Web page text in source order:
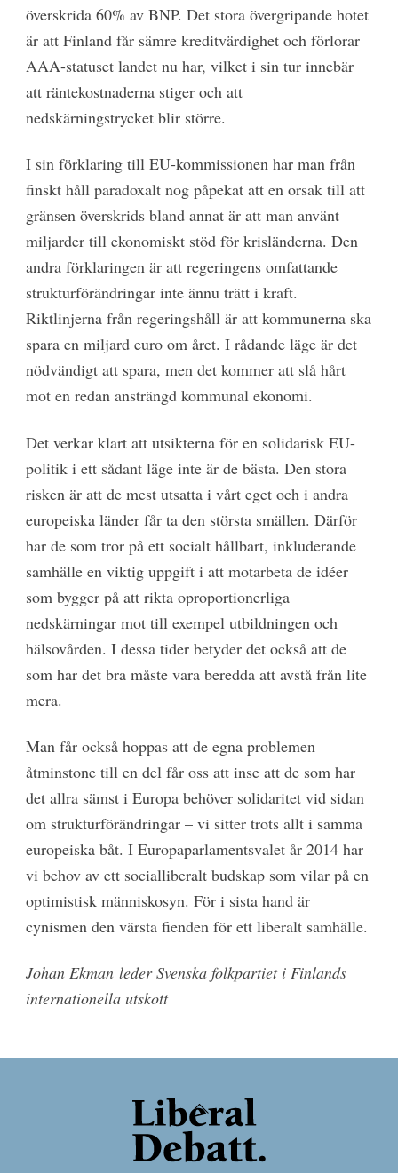
överskrida 60% av BNP. Det stora övergripande hotet
är att Finland får sämre kreditvärdighet och förlorar
AAA-statuset landet nu har, vilket i sin tur innebär
att räntekostnaderna stiger och att
nedskärningstrycket blir större.
I sin förklaring till EU-kommissionen har man från
finskt håll paradoxalt nog påpekat att en orsak till att
gränsen överskrids bland annat är att man använt
miljarder till ekonomiskt stöd för krisländerna. Den
andra förklaringen är att regeringens omfattande
strukturförändringar inte ännu trätt i kraft.
Riktlinjerna från regeringshåll är att kommunerna ska
spara en miljard euro om året. I rådande läge är det
nödvändigt att spara, men det kommer att slå hårt
mot en redan ansträngd kommunal ekonomi.
Det verkar klart att utsikterna för en solidarisk EU-
politik i ett sådant läge inte är de bästa. Den stora
risken är att de mest utsatta i vårt eget och i andra
europeiska länder får ta den största smällen. Därför
har de som tror på ett socialt hållbart, inkluderande
samhälle en viktig uppgift i att motarbeta de idéer
som bygger på att rikta oproportionerliga
nedskärningar mot till exempel utbildningen och
hälsovården. I dessa tider betyder det också att de
som har det bra måste vara beredda att avstå från lite
mera.
Man får också hoppas att de egna problemen
åtminstone till en del får oss att inse att de som har
det allra sämst i Europa behöver solidaritet vid sidan
om strukturförändringar – vi sitter trots allt i samma
europeiska båt. I Europaparlamentsvalet år 2014 har
vi behov av ett socialliberalt budskap som vilar på en
optimistisk människosyn. För i sista hand är
cynismen den värsta fienden för ett liberalt samhälle.
Johan Ekman leder Svenska folkpartiet i Finlands
internationella utskott
Back
To
Top